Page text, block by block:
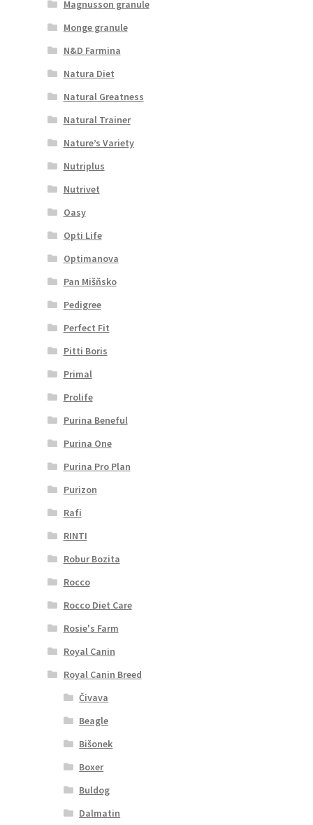
Magnusson granule
Monge granule
N&D Farmina
Natura Diet
Natural Greatness
Natural Trainer
Nature’s Variety
Nutriplus
Nutrivet
Oasy
Opti Life
Optimanova
Pan Mišňsko
Pedigree
Perfect Fit
Pitti Boris
Primal
Prolife
Purina Beneful
Purina One
Purina Pro Plan
Purizon
Rafi
RINTI
Robur Bozita
Rocco
Rocco Diet Care
Rosie's Farm
Royal Canin
Royal Canin Breed
Čivava
Beagle
Bišonek
Boxer
Buldog
Dalmatin